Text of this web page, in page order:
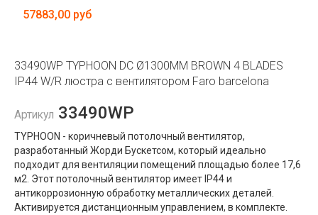
57883,00 руб
33490WP TYPHOON DC Ø1300MM BROWN 4 BLADES
IP44 W/R люстра с вентилятором Faro barcelona
Артикул 33490WP
TYPHOON - коричневый потолочный вентилятор,
разработанный Жорди Бускетсом, который идеально
подходит для вентиляции помещений площадью более 17,6
м2. Этот потолочный вентилятор имеет IP44 и
антикоррозионную обработку металлических деталей.
Активируется дистанционным управлением, в комплекте.